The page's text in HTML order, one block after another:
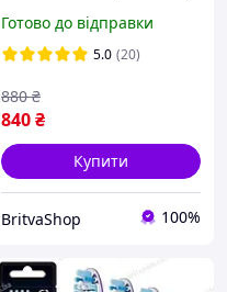
Готово до відправки
5.0 (20)
840₴
880 ₴
Купити
BritvaShop 100%